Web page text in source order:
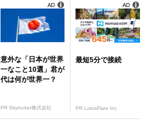
意外な「日本が世界
一なこと10選」君が
代は何が世界一？
PR Skyrocket株式会社
AD
最短5分で接続
PR LotusFlare Inc
AD